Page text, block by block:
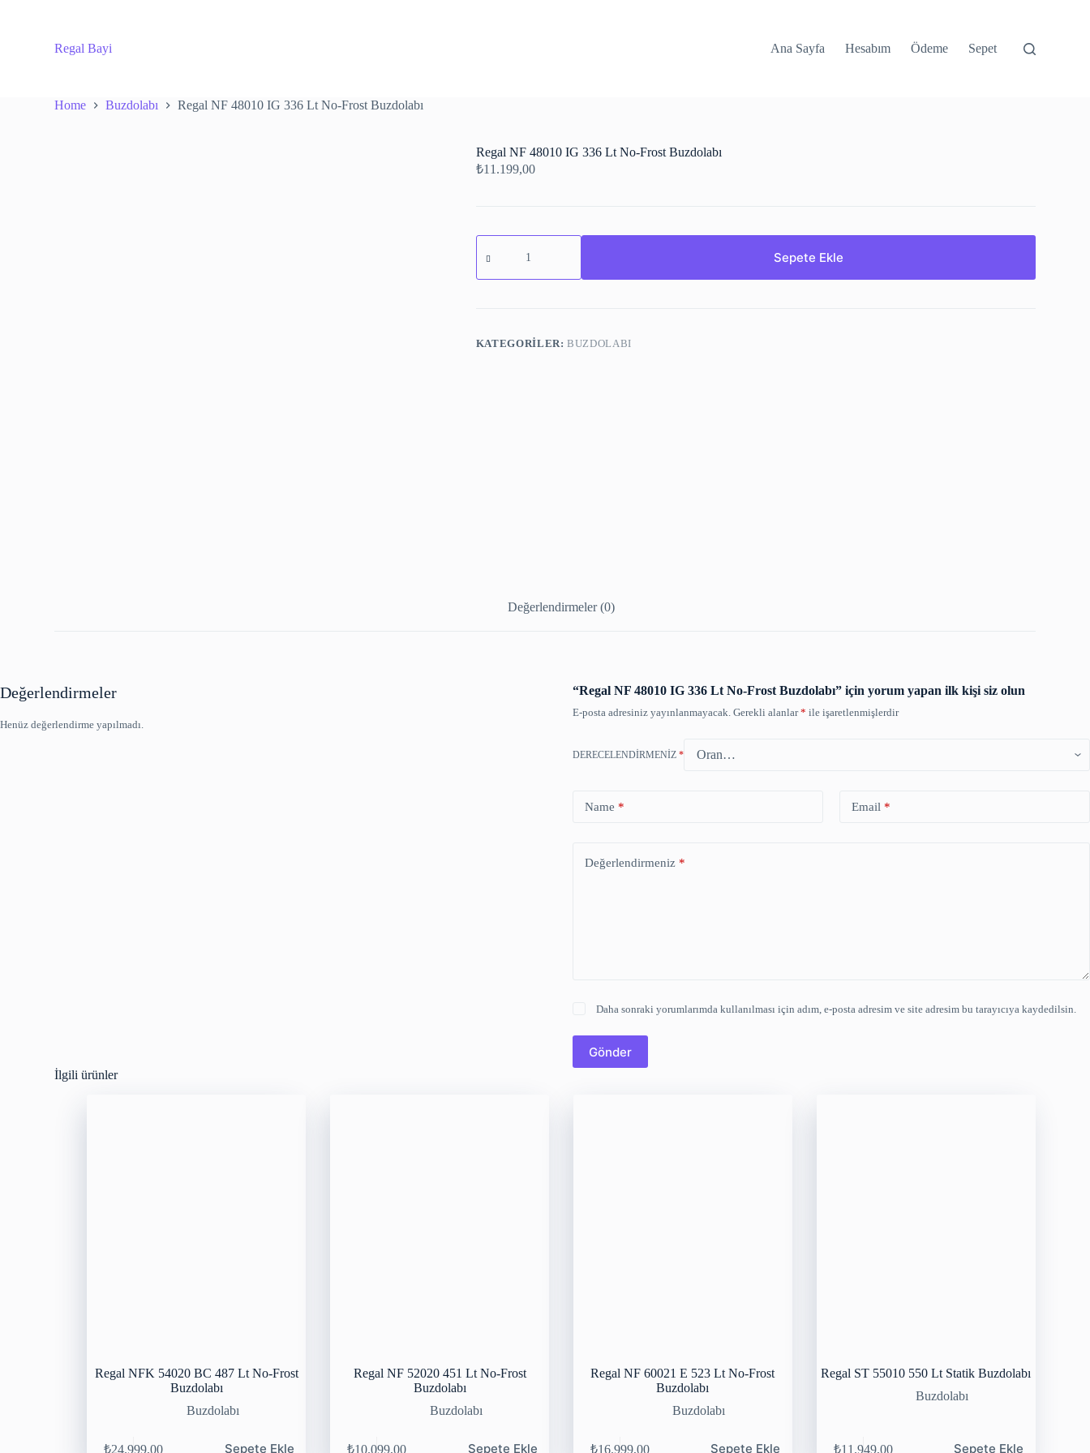
Regal Bayi Ana Sayfa Hesabım Ödeme Sepet
Home Buzdolabı Regal NF 48010 IG 336 Lt No-Frost Buzdolabı
Regal NF 48010 IG 336 Lt No-Frost Buzdolabı
₺11.199,00
Regal
NF
IG
Frost
Buzdolabı
Sepete Ekle
KATEGORILER:BUZDOLABI
Değerlendirmeler (0)
Değerlendirmeler
Henüz değerlendirme yapılmadı.
“Regal NF 48010 IG 336 Lt No-Frost Buzdolabı” için yorum yapan ilk kişi siz olun
E-posta adresiniz yayınlanmayacak. Gerekli alanlar* ile işaretlenmişlerdir
DERECELENDIRMENIZ *
Name * Email *
Değerlendirmeniz *
Daha sonraki yorumlarımda kullanılması için adım, e-posta adresim ve site adresim bu tarayıcıya kaydedilsin.
Gönder
İlgili ürünler
Regal NFK 54020 BC 487 Lt No-Frost
Buzdolabı
Buzdolabı
₺24.999,00 Sepete Ekle
Regal NF 52020 451 Lt No-Frost
Buzdolabı
Buzdolabı
₺10.099,00 Sepete Ekle
Regal NF 60021 E 523 Lt No-Frost
Buzdolabı
Buzdolabı
₺16.999,00 Sepete Ekle
Regal ST 55010 550 Lt Statik Buzdolabı
Buzdolabı
₺11.949,00 Sepete Ekle